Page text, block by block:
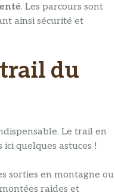
. Les parcours sont
ainsi sécurité et
du
Le trail en
quelques astuces !
sorties en montagne ou
raides et